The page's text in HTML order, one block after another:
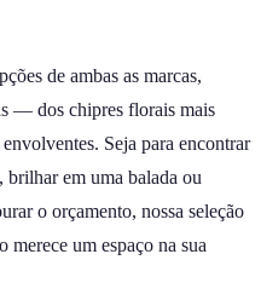
de ambas as marcas,
— dos chipres florais mais
Seja para encontrar
brilhar em uma balada ou
o orçamento, nossa seleção
um espaço na sua